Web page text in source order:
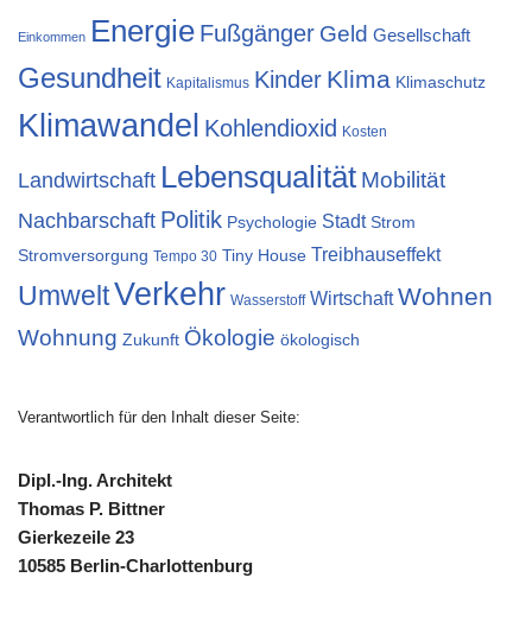
Einkommen Energie Fußgänger Geld Gesellschaft
Gesundheit Kapitalismus Kinder Klima Klimaschutz
Klimawandel Kohlendioxid Kosten
Landwirtschaft Lebensqualität Mobilität
Nachbarschaft Politik Psychologie Stadt Strom
Stromversorgung Tempo 30 Tiny House Treibhauseffekt
UmweltVerkehr Wasserstoff Wirtschaft Wohnen
Wohnung Zukunft Ökologie ökologisch
Verantwortlich für den Inhalt dieser Seite:
Dipl.-Ing. Architekt
Thomas P. Bittner
Gierkezeile 23
10585 Berlin-Charlottenburg